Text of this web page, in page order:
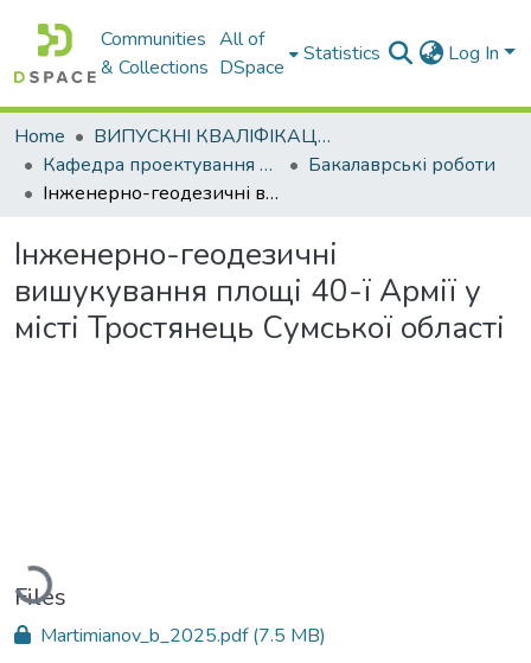
Communities
& Collections
All of
DSpace
Statistics Log In
Home
ВИПУСКНІ КВАЛІФІКАЦІЙНІ РОБОТИ
Кафедра проектування доріг, геодезії і землеустрою
Бакалаврські роботи
Інженерно-геодезичні вишукування площі 40-ї Армії у місті Тростянець Сумської області
Інженерно-геодезичні
вишукування площі 40-ї Армії у
місті Тростянець Сумської області
Loading...
Files
Martimianov_b_2025.pdf(7.5 MB)